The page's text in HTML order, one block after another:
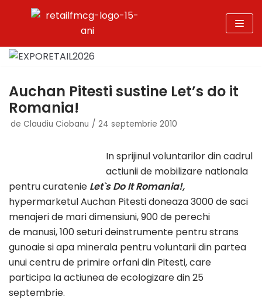
la
conținut
Auchan Pitesti sustine Let’s do it
Romania!
de Claudiu Ciobanu 24 septembrie 2010
In sprijinul voluntarilor din cadrul
actiunii de mobilizare nationala
pentru curatenie Let`s Do It Romania!,
hypermarketul Auchan Pitesti doneaza 3000 de saci
menajeri de mari dimensiuni, 900 de perechi
de manusi, 100 seturi deinstrumente pentru strans
gunoaie si apa minerala pentru voluntarii din partea
unui centru de primire orfani din Pitesti, care
participa la actiunea de ecologizare din 25
septembrie.